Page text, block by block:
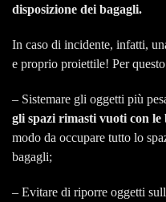
disposizione dei bagagli.
In caso di incidente, infatti,
e proprio proiettile! Per
– Sistemare gli oggetti più
gli spazi rimasti vuoti con le
modo da occupare tutto lo
bagagli;
– Evitare di riporre oggetti